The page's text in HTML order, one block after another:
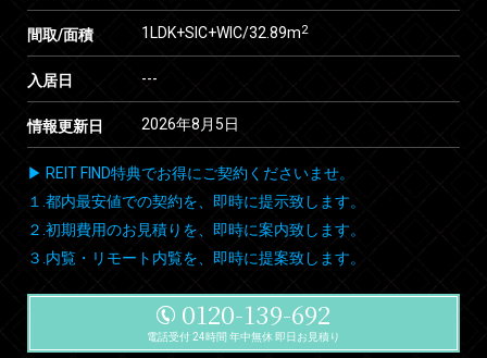
間取/面積 1LDK+SIC+WIC/32.89m2
入居日 ---
情報更新日 2026年8月5日
▶ REIT FIND特典でお得にご契約くださいませ。
１.都内最安値での契約を、即時に提示致します。
２.初期費用のお見積りを、即時に案内致します。
３.内覧・リモート内覧を、即時に提案致します。
0120-139-692
電話受付 24時間 年中無休 即日お見積り